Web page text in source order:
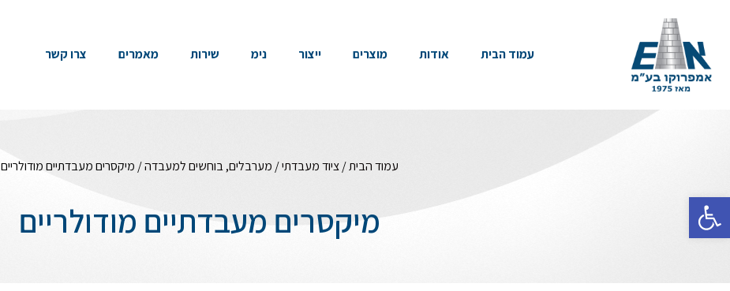
עמוד הבית אודות מוצרים ייצור נימ שירות מאמרים צרו קשר
עמוד הבית/ציוד מעבדתי/ מערבלים, בוחשים למעבדה/ מיקסרים מעבדתיים מודולריים
מיקסרים מעבדתיים מודולריים פתח סרגל נגישות